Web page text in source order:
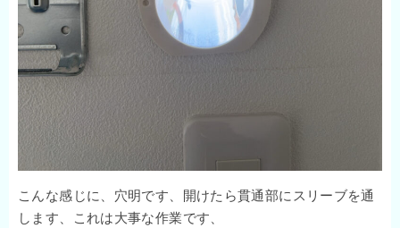
こんな感じに、穴明です、開けたら貫通部にスリーブを通
します、これは大事な作業です、